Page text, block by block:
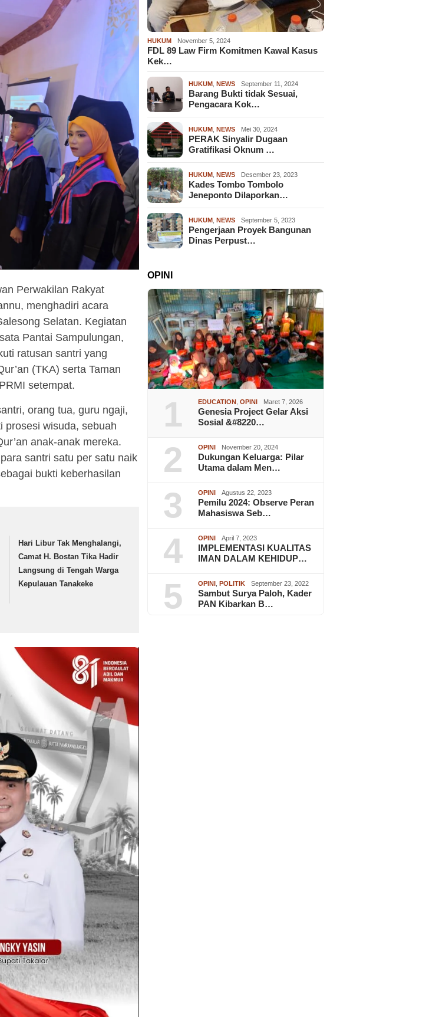
Perwakilan Rakyat
menghadiri acara
Selatan. Kegiatan
Pantai Sampulungan,
ratusan santri yang
(TKA) serta Taman
setempat.
orang tua, guru ngaji,
prosesi wisuda, sebuah
anak-anak mereka.
santri satu per satu naik
bukti keberhasilan
Hari Libur Tak Menghalangi,
Camat H. Bostan Tika Hadir
Langsung di Tengah Warga
Kepulauan Tanakeke
HUKUM November 5, 2024
FDL 89 Law Firm Komitmen Kawal Kasus
Kek…
HUKUM ,NEWS September 11, 2024
Barang Bukti tidak Sesuai,
Pengacara Kok…
HUKUM ,NEWS Mei 30, 2024
PERAK Sinyalir Dugaan
Gratifikasi Oknum …
HUKUM ,NEWS Desember 23, 2023
Kades Tombo Tombolo
Jeneponto Dilaporkan…
HUKUM ,NEWS September 5, 2023
Pengerjaan Proyek Bangunan
Dinas Perpust…
OPINI
1 EDUCATION ,OPINI Maret 7, 2026
Genesia Project Gelar Aksi
Sosial &#8220…
2 OPINI November 20, 2024
Dukungan Keluarga: Pilar
Utama dalam Men…
3 OPINI Agustus 22, 2023
Pemilu 2024: Observe Peran
Mahasiswa Seb…
4 OPINI April 7, 2023
IMPLEMENTASI KUALITAS
IMAN DALAM KEHIDUP…
5 OPINI , POLITIK September 23, 2022
Sambut Surya Paloh, Kader
PAN Kibarkan B…